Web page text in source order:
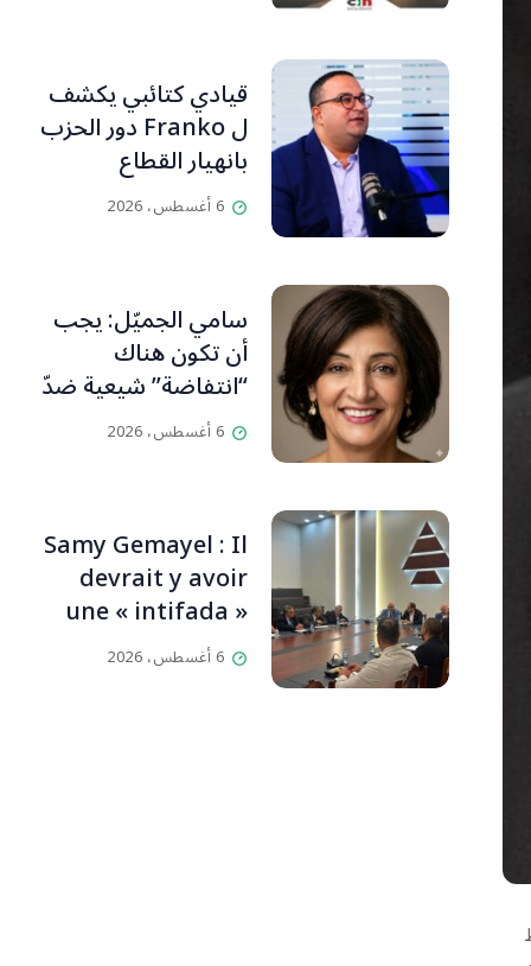
قيادي كتائبي يكشف
ل Franko دور الحزب
بانهيار القطاع
المصرفي
6 أغسطس، 2026
سامي الجميّل: يجب
أن تكون هناك
“انتفاضة” شيعية ضدّ
حزب الله (سكارلت
حداد)
6 أغسطس، 2026
Samy Gemayel : Il
devrait y avoir
une « intifada »
chiite contre le
HezbollahL’OLJ /
6 أغسطس، 2026